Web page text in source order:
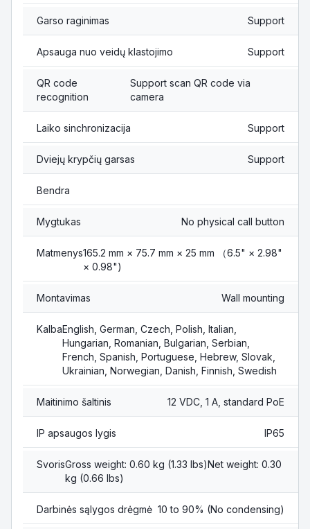
Garso raginimas Support
Apsauga nuo veidų klastojimo Support
QR code
recognition
Support scan QR code via
camera
Laiko sinchronizacija Support
Dviejų krypčių garsas Support
Bendra
Mygtukas No physical call button
Matmenys165.2 mm × 75.7 mm × 25 mm （6.5" × 2.98"
× 0.98")
Montavimas Wall mounting
KalbaEnglish, German, Czech, Polish, Italian,
Hungarian, Romanian, Bulgarian, Serbian,
French, Spanish, Portuguese, Hebrew, Slovak,
Ukrainian, Norwegian, Danish, Finnish, Swedish
Maitinimo šaltinis 12 VDC, 1 A, standard PoE
IP apsaugos lygis IP65
SvorisGross weight: 0.60 kg (1.33 lbs)Net weight: 0.30
kg (0.66 lbs)
Darbinės sąlygos drėgmė 10 to 90% (No condensing)